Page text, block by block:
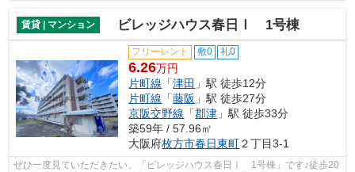
賃貸 | マンション ビレッジハウス春日Ⅰ 1号棟
フリーレント 敷0 礼0
6.26万円
片町線 「津田 」駅 徒歩12分
片町線 「藤阪 」駅 徒歩27分
京阪交野線 「郡津 」駅 徒歩33分
築59年 / 57.96㎡
大阪府枚方市春日東町２丁目3-1
ぜひ一度見ていただきたい、「ビレッジハウス春日Ⅰ 1号棟」です♪徒歩20